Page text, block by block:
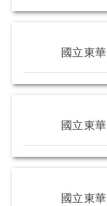
國立東
國立東